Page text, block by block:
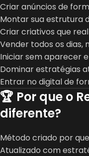
Criar anúncios de
Montar sua estrutura
Criar criativos que
Vender todos os dias,
Iniciar sem aparecer
Dominar estratégias
Entrar no digital de
🏆 Por que o
diferente?
Método criado por
Atualizado com